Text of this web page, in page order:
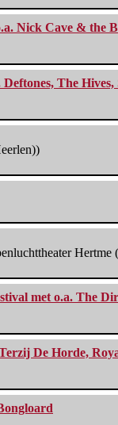
Nick Cave & the
The
Hertme
met o.a. The
De Horde,